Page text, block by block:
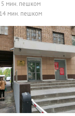
5 мин. пешком
14 мин. пешком